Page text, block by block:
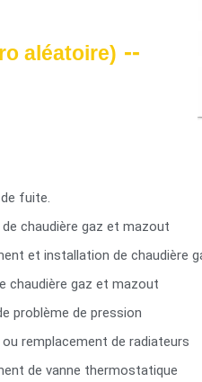
aléatoire) --
fuite.
chaudière gaz et mazout
et installation de chaudière
chaudière gaz et mazout
problème de pression
remplacement de radiateurs
de vanne thermostatique